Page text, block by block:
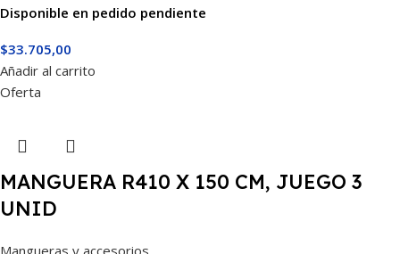
Disponible en pedido pendiente
$33.705,00
Añadir al carrito
Oferta
MANGUERA R410 X 150 CM, JUEGO 3
UNID
Mangueras y accesorios